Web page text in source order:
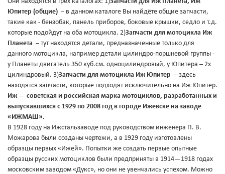
Юпитер (общие) – в данном каталоге Вы найдёте общие запчасти,
такие как - бензобак, панель приборов, боковые крышки, седло и т.д.
которые подойдут на оба мотоцикла. 2)Запчасти для мотоцикла Иж
Планета – тут находятся детали, предназначенные только для
данного мотоцикла, например детали цилиндро-поршневой группы -
у Планеты двигатель 350 куб.см. одноцилиндровый, у Юпитера – 2х
цилиндровый. 3)Запчасти для мотоцикла Иж Юпитер – здесь
находятся запчасти, которые подходят исключительно на Иж Юпитер.
Иж — советская и российская марка мотоциклов, разработанных и
выпускавшихся с 1929 по 2008 год в городе Ижевске на заводе
«ИЖМАШ».
В 1928 году на Ижстальзаводе под руководством инженера П. В.
Можарова были созданы чертежи, а в 1929 году изготовлены
образцы первых «Ижей». Попытки же создать первые опытные
образцы русских мотоциклов были предприняты в 1914—1918 годах
московским заводом «Дукс», но они не увенчались успехом. Можно